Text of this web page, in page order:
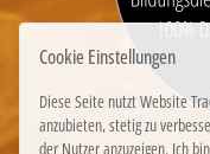
Cookie Einstellungen
Diese Seite nutzt Website
anzubieten, stetig zu
der Nutzer anzuzeigen. Ich